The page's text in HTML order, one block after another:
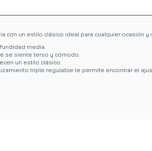
con un estilo clásico ideal para cualquier ocasión
media.
se siente terso y cómodo.
un estilo clásico.
triple regulable te permite encontrar el